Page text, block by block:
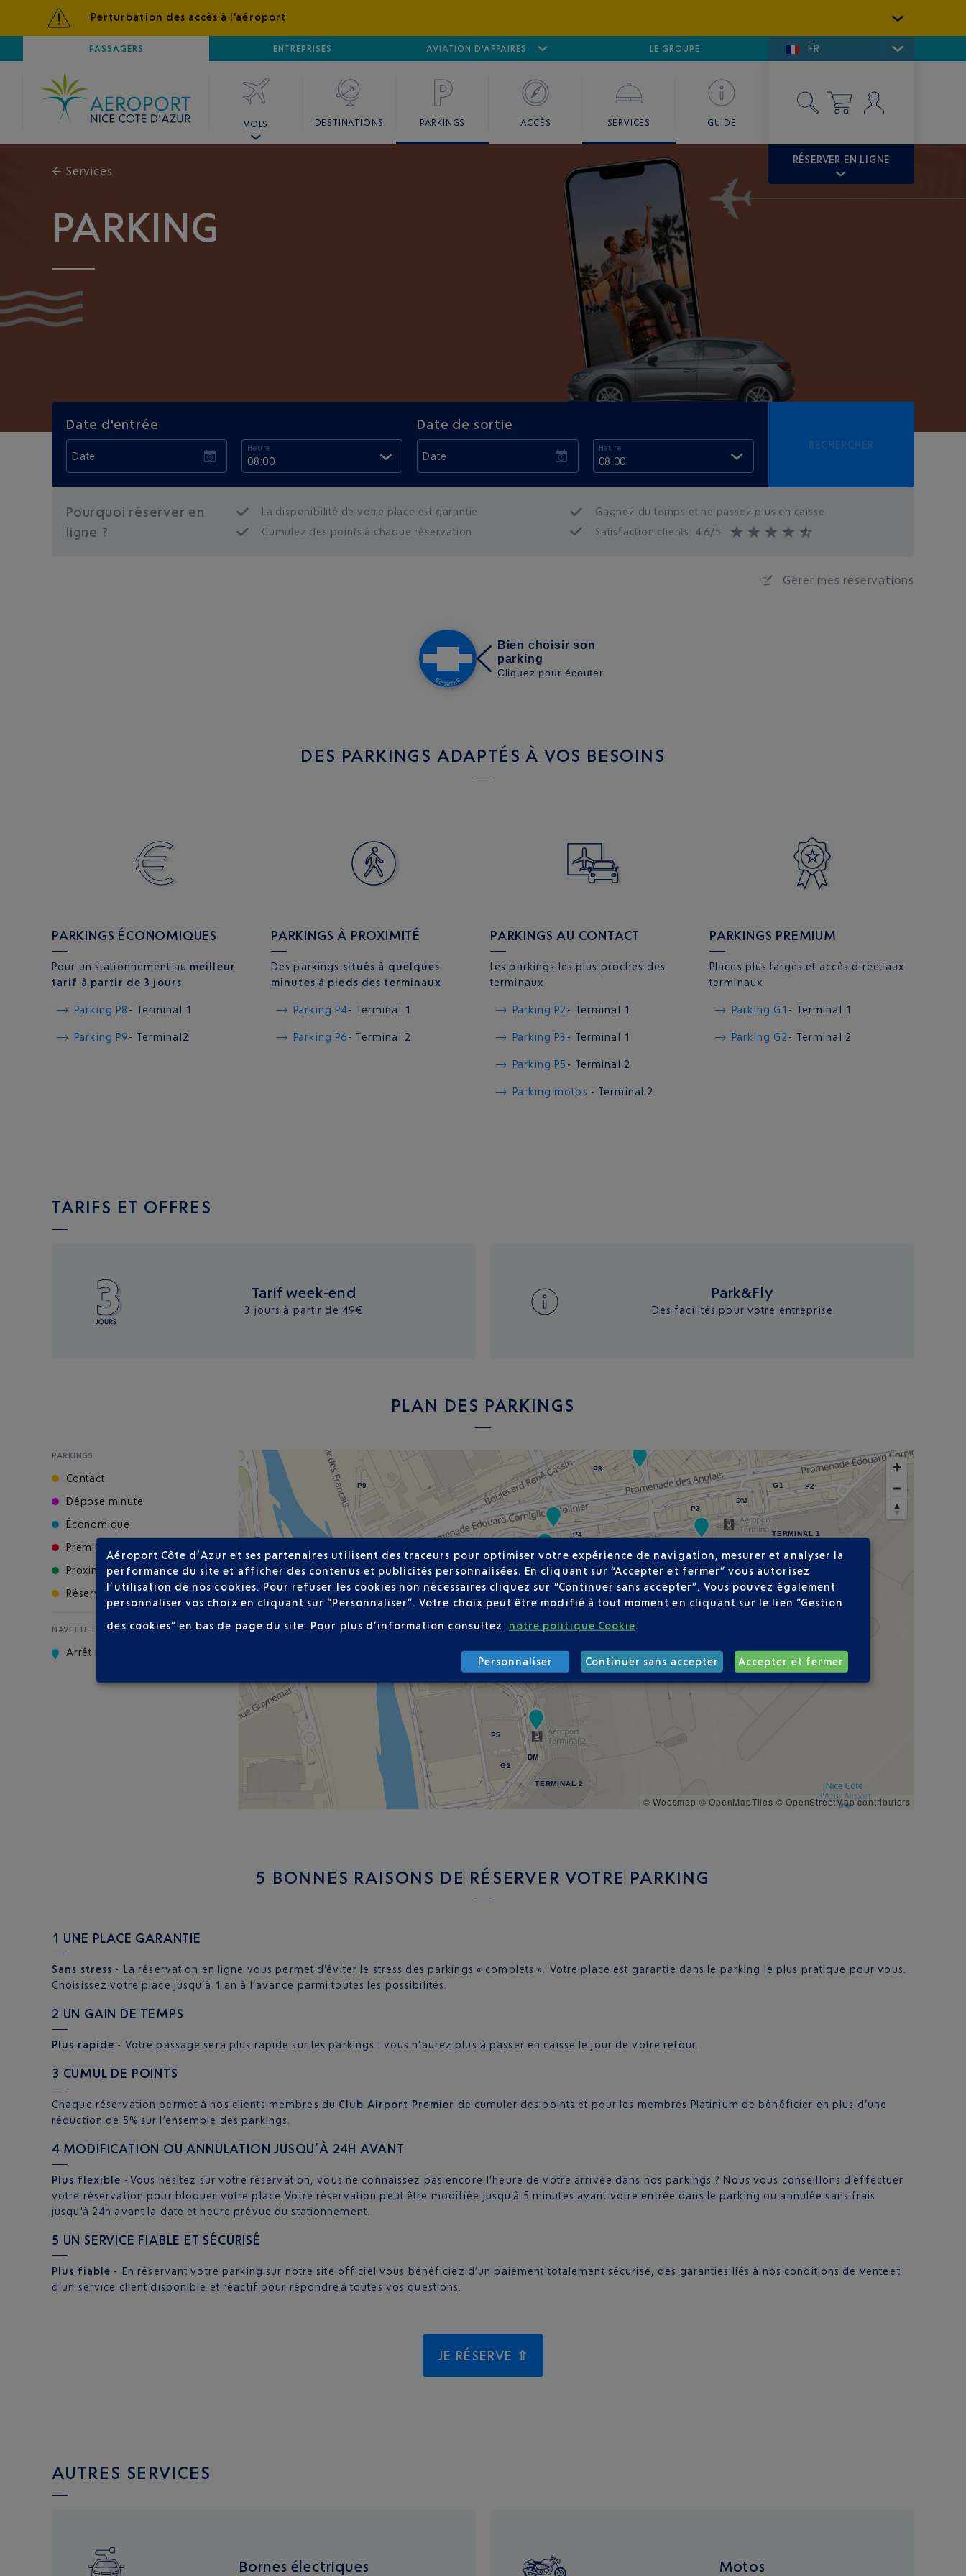
Perturbation des accès à l'aéroport
PASSAGERS ENTREPRISES AVIATION D'AFFAIRES
AÉROPORTNICE CÔTE D'AZUR AÉROPORT CANNES MANDELIEU GOLFE DE SAINT-TROPEZ
LE GROUPE FR
VOLS DESTINATIONS PARKINGS ACCÈS SERVICES GUIDE
RÉSERVER EN LIGNE
← Services
PARKING
Date d'entrée
Date
Heure
08:00
Date de sortie
Date
Heure
08:00
RECHERCHER
Pourquoi réserver en
ligne ?
La disponibilité de votre place est garantie
Gagnez du temps et ne passez plus en caisse
Cumulez des points à chaque réservation
Satisfaction clients: 4.6/5
Gérer mes réservations
DES PARKINGS ADAPTÉS À VOS BESOINS
PARKINGS ÉCONOMIQUES
Pour un stationnement au meilleur
tarif à partir de 3 jours
Parking P8 - Terminal 1
Parking P9- Terminal2
PARKINGS À PROXIMITÉ
Des parkings situés à quelques
minutes à pieds des terminaux
Parking P4- Terminal 1
Parking P6- Terminal 2
PARKINGS AU CONTACT
Les parkings les plus proches des
terminaux
Parking P2 - Terminal 1
Parking P3 - Terminal 1
Parking P5 - Terminal 2
Parking motos - Terminal 2
PARKINGS PREMIUM
Places plus larges et accès direct aux
terminaux
Parking G1 - Terminal 1
Parking G2 - Terminal 2
TARIFS ET OFFRES
Tarif week-end
3 jours à partir de 49€
Park&Fly
Des facilités pour votre entreprise
PLAN DES PARKINGS
PARKINGS
Contact
Dépose minute
Économique
Premium
Proximité
Réservé motos
NAVETTE T1-T2
Arrêt navette
TERMINAL 1
TERMINAL 2
P2
P3
P4
P5
P8
P9 G1
G2
DM
DM
© Woosmap © OpenMapTiles © OpenStreetMap contributors
5 BONNES RAISONS DE RÉSERVER VOTRE PARKING
1 UNE PLACE GARANTIE
Sans stress - La réservation en ligne vous permet d’éviter le stress des parkings « complets ». Votre place est garantie dans le parking le plus pratique pour vous.
Choisissez votre place jusqu’à 1 an à l’avance parmi toutes les possibilités.
2 UN GAIN DE TEMPS
Plus rapide - Votre passage sera plus rapide sur les parkings : vous n’aurez plus à passer en caisse le jour de votre retour.
3 CUMUL DE POINTS
Chaque réservation permet à nos clients membres du Club Airport Premier de cumuler des points et pour les membres Platinium de bénéficier en plus d’une
réduction de 5% sur l’ensemble des parkings.
4 MODIFICATION OU ANNULATION JUSQU’À 24H AVANT
Plus flexible - Vous hésitez sur votre réservation, vous ne connaissez pas encore l’heure de votre arrivée dans nos parkings ? Nous vous conseillons d’effectuer
votre réservation pour bloquer votre place. Votre réservation peut être modifiée jusqu'à 5 minutes avant votre entrée dans le parking ou annulée sans frais
jusqu'à 24h avant la date et heure prévue du stationnement.
5 UN SERVICE FIABLE ET SÉCURISÉ
Plus fiable - En réservant votre parking sur notre site officiel vous bénéficiez d’un paiement totalement sécurisé, des garanties liés à nos conditions de vente et
d’un service client disponible et réactif pour répondre à toutes vos questions.
JE RÉSERVE ⇧
AUTRES SERVICES
Bornes électriques Motos
Aéroport Côte d’Azur et ses partenaires utilisent des traceurs pour optimiser votre expérience de navigation, mesurer et analyser la
performance du site et afficher des contenus et publicités personnalisées. En cliquant sur “Accepter et fermer” vous autorisez
l’utilisation de nos cookies. Pour refuser les cookies non nécessaires cliquez sur “Continuer sans accepter”. Vous pouvez également
personnaliser vos choix en cliquant sur “Personnaliser”. Votre choix peut être modifié à tout moment en cliquant sur le lien “Gestion
des cookies” en bas de page du site. Pour plus d’information consultez notre politique Cookie
Personnaliser Continuer sans accepter Accepter et fermer